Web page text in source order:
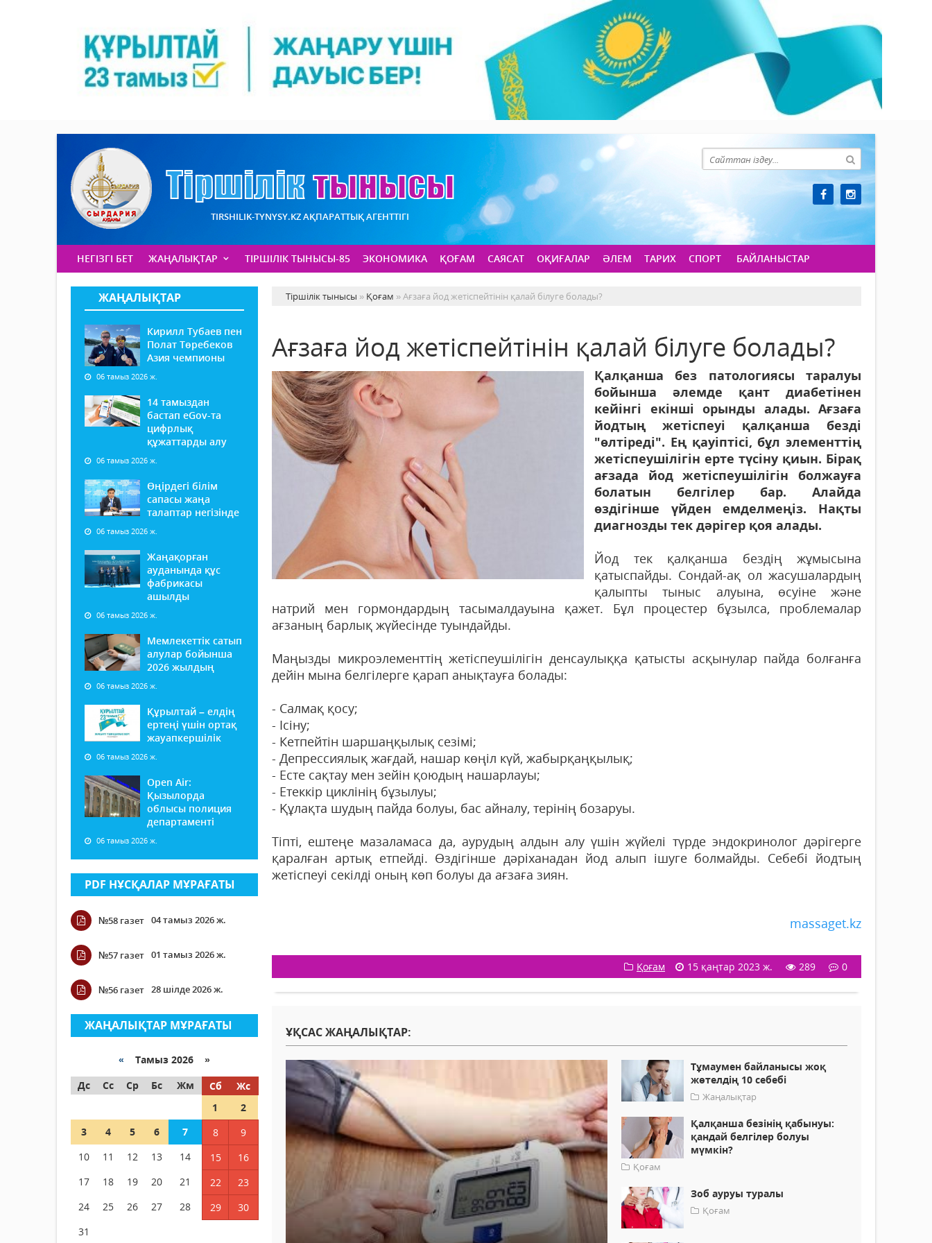
TIRSHILIK-TYNYSY.KZ АҚПАРАТТЫҚ АГЕНТТІГІ
НЕГІЗГІ БЕТ ЖАҢАЛЫҚТАР ТІРШІЛІК ТЫНЫСЫ-85 ЭКОНОМИКА ҚОҒАМ САЯСАТ ОҚИҒАЛАР ӘЛЕМ ТАРИХ СПОРТ БАЙЛАНЫСТАР
ЖАҢАЛЫҚТАР
Кирилл Тубаев пен
Полат Төребеков
Азия чемпионы
06 тамыз 2026 ж.
14 тамыздан
бастап еGov-та
цифрлық
құжаттарды алу
06 тамыз 2026 ж.
Өңірдегі білім
сапасы жаңа
талаптар негізінде
06 тамыз 2026 ж.
Жаңақорған
ауданында құс
фабрикасы
ашылды
06 тамыз 2026 ж.
Мемлекеттік сатып
алулар бойынша
2026 жылдың
06 тамыз 2026 ж.
Құрылтай – елдің
ертеңі үшін ортақ
жауапкершілік
06 тамыз 2026 ж.
Open Air:
Қызылорда
облысы полиция
департаменті
06 тамыз 2026 ж.
PDF НҰСҚАЛАР МҰРАҒАТЫ
№58 газет 04 тамыз 2026 ж.
№57 газет 01 тамыз 2026 ж.
№56 газет 28 шілде 2026 ж.
ЖАҢАЛЫҚТАР МҰРАҒАТЫ
« Тамыз 2026 »
Дс
Сс Ср Бс Жм Сб
Жс
1
2
3
4 5 6 7 8
9
10
11 12 13 14 15
16
17
18 19 20 21 22
23
24
25 26 27 28 29
30
31
Тіршілік тынысы » Қоғам » Ағзаға йод жетіспейтінін қалай білуге болады?
Ағзаға йод жетіспейтінін қалай білуге болады?
Қалқанша без патологиясы таралуы
бойынша әлемде қант диабетінен
кейінгі екінші орынды алады. Ағзаға
йодтың жетіспеуі қалқанша безді
"өлтіреді". Ең қауіптісі, бұл элементтің
жетіспеушілігін ерте түсіну қиын. Бірақ
ағзада йод жетіспеушілігін болжауға
болатын белгілер бар. Алайда
өздігінше үйден емделмеңіз. Нақты
диагнозды тек дәрігер қоя алады.
Йод тек қалқанша бездің жұмысына
қатыспайды. Сондай-ақ ол жасушалардың
қалыпты тыныс алуына, өсуіне және
натрий мен гормондардың тасымалдауына қажет. Бұл процестер бұзылса, проблемалар
ағзаның барлық жүйесінде туындайды.
Маңызды микроэлементтің жетіспеушілігін денсаулыққа қатысты асқынулар пайда болғанға
дейін мына белгілерге қарап анықтауға болады:
- Салмақ қосу;
- Ісіну;
- Кетпейтін шаршаңқылық сезімі;
- Депрессиялық жағдай, нашар көңіл күй, жабырқаңқылық;
- Есте сақтау мен зейін қоюдың нашарлауы;
- Етеккір циклінің бұзылуы;
- Құлақта шудың пайда болуы, бас айналу, терінің бозаруы.
Тіпті, ештеңе мазаламаса да, аурудың алдын алу үшін жүйелі түрде эндокринолог дәрігерге
қаралған артық етпейді. Өздігінше дәріханадан йод алып ішуге болмайды. Себебі йодтың
жетіспеуі секілді оның көп болуы да ағзаға зиян.
massaget.kz
Қоғам 15 қаңтар 2023 ж. 289 0
ҰҚСАС ЖАҢАЛЫҚТАР:
Тұмаумен байланысы жоқ
жөтелдің 10 себебі
Жаңалықтар
Қалқанша безінің қабынуы:
қандай белгілер болуы
мүмкін?
Қоғам
Зоб ауруы туралы
Қоғам